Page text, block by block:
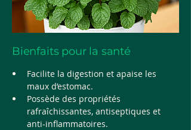
Bienfaits pour la santé
Facilite la digestion et apaise les
maux d’estomac.
Possède des propriétés
rafraîchissantes, antiseptiques et
anti-inflammatoires.